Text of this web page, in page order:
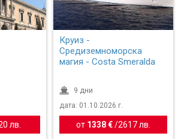
лв.
Круиз -
Средиземноморска
магия - Costa Smeralda
9 дни
дата: 01.10.2026 г.
от 1338 €/2617 лв.